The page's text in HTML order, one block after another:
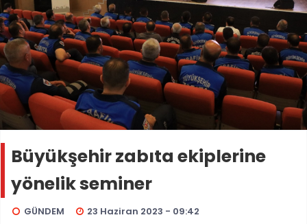
Büyükşehir zabıta ekiplerine
yönelik seminer
GÜNDEM 23 Haziran 2023 - 09:42